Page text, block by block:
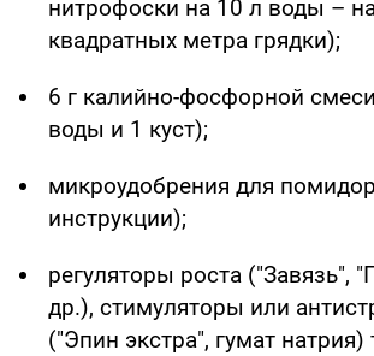
нитрофоски на 10 л воды –
квадратных метра грядки);
6 г калийно-фосфорной
воды и 1 куст);
микроудобрения для
инструкции);
регуляторы роста ("Завязь",
др.), стимуляторы или
("Эпин экстра", гумат натрия)